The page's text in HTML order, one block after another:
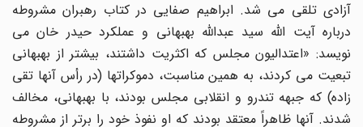
آزادی تلقی می شد. ابراهیم صفایی در کتاب رهبران مشروطه
درباره آیت الله سید عبدالله بهبهانی و عملکرد حیدر خان می
نویسد: «اعتدالیون مجلس که اکثریت داشتند، بیشتر از بهبهانی
تبعیت می کردند، به همین مناسبت، دموکراتها (در رأس آنها تقی
زاده) که جبهه تندرو و انقلابی مجلس بودند، با بهبهانی، مخالف
شدند. آنها ظاهراً معتقد بودند که او نفوذ خود را برتر از مشروطه